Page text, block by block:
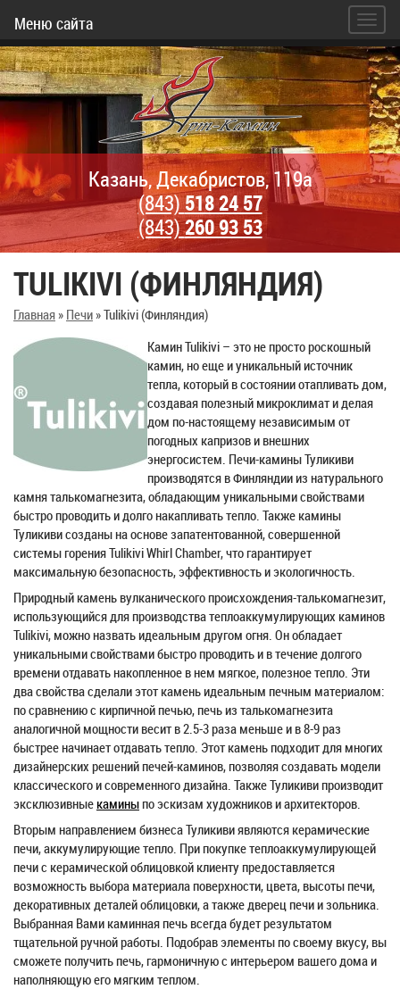
Меню сайта
Казань, Декабристов, 119а
(843)518 24 57
(843)260 93 53
TULIKIVI (ФИНЛЯНДИЯ)
Главная» Печи»Tulikivi (Финляндия)
Камин Tulikivi – это не просто роскошный
камин, но еще и уникальный источник
тепла, который в состоянии отапливать дом,
создавая полезный микроклимат и делая
дом по-настоящему независимым от
погодных капризов и внешних
энергосистем. Печи-камины Туликиви
производятся в Финляндии из натурального
камня талькомагнезита, обладающим уникальными свойствами
быстро проводить и долго накапливать тепло. Также камины
Туликиви созданы на основе запатентованной, совершенной
системы горения Tulikivi Whirl Chamber, что гарантирует
максимальную безопасность, эффективность и экологичность.
Природный камень вулканического происхождения-талькомагнезит,
использующийся для производства теплоаккумулирующих каминов
Tulikivi, можно назвать идеальным другом огня. Он обладает
уникальными свойствами быстро проводить и в течение долгого
времени отдавать накопленное в нем мягкое, полезное тепло. Эти
два свойства сделали этот камень идеальным печным материалом:
по сравнению с кирпичной печью, печь из талькомагнезита
аналогичной мощности весит в 2.5-3 раза меньше и в 8-9 раз
быстрее начинает отдавать тепло. Этот камень подходит для многих
дизайнерских решений печей-каминов, позволяя создавать модели
классического и современного дизайна. Также Туликиви производит
эксклюзивные каминыпо эскизам художников и архитекторов.
Вторым направлением бизнеса Туликиви являются керамические
печи, аккумулирующие тепло. При покупке теплоаккумулирующей
печи с керамической облицовкой клиенту предоставляется
возможность выбора материала поверхности, цвета, высоты печи,
декоративных деталей облицовки, а также дверец печи и зольника.
Выбранная Вами каминная печь всегда будет результатом
тщательной ручной работы. Подобрав элементы по своему вкусу, вы
сможете получить печь, гармоничную с интерьером вашего дома и
наполняющую его мягким теплом.